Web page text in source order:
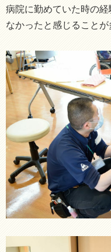
病院に勤めていた時の
なかったと感じることが